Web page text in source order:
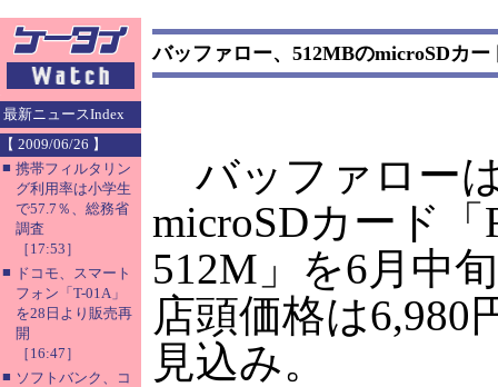
最新ニュースIndex
【 2009/06/26 】
■ 携帯フィルタリン
グ利用率は小学生
で57.7％、総務省
調査
［17:53］
■ ドコモ、スマート
フォン「T-01A」
を28日より販売再
開
［16:47］
■ ソフトバンク、コ
バッファロー、512MBのmicroSDカー
バッファロー
microSDカード「
512M」を6月中
店頭価格は6,980
見込み。